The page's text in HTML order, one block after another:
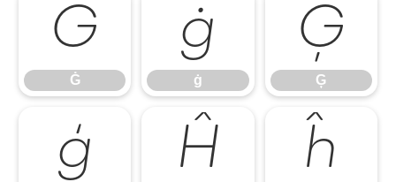
Ġ
Ġ
ġ
ġ
Ģ
Ģ
ģ Ĥ ĥ